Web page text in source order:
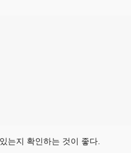
는지 확인하는 것이 좋다.